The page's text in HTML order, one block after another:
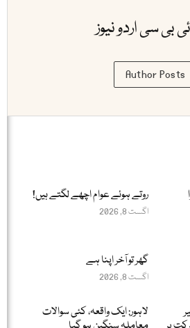
بی سی اردو نیوز
Author Posts
روتے ہوئے عوام اچھے لگتے ہیں!
اگست 8, 2026
گھر تو آخر اپنا ہے
اگست 8, 2026
لاہور: ایک واقعہ، کئی سوالات